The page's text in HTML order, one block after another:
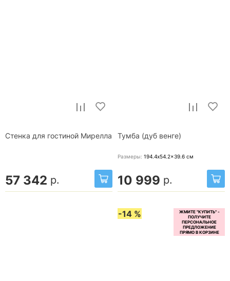
Стенка для гостиной Мирелла
57 342 р.
Тумба (дуб венге)
Размеры: 194.4x54.2x39.6 см
10 999 р.
-14 %